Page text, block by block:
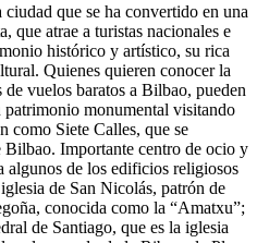
que se ha convertido en una
que atrae a turistas nacionales e
histórico y artístico, su rica
Quienes quieren conocer la
vuelos baratos a Bilbao, pueden
patrimonio monumental visitando
como Siete Calles, que se
Bilbao. Importante centro de ocio y
algunos de los edificios religiosos
de San Nicolás, patrón de
conocida como la “Amatxu”;
de Santiago, que es la iglesia